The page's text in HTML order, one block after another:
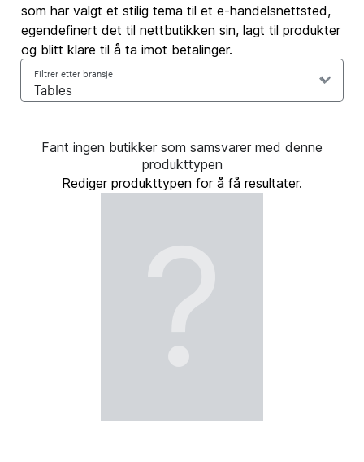
som har valgt et stilig tema til et e-handelsnettsted,
egendefinert det til nettbutikken sin, lagt til produkter
og blitt klare til å ta imot betalinger.
Filtrer etter bransje
Fant ingen butikker som samsvarer med denne
produkttypen
Rediger produkttypen for å få resultater.